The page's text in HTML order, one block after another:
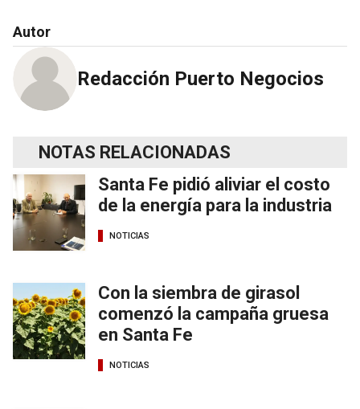
Autor
Redacción Puerto Negocios
NOTAS RELACIONADAS
Santa Fe pidió aliviar el costo
de la energía para la industria
NOTICIAS
Con la siembra de girasol
comenzó la campaña gruesa
en Santa Fe
NOTICIAS